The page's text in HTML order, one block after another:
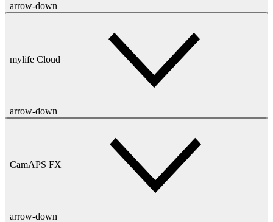
arrow-down
mylife Cloud
arrow-down
CamAPS FX
arrow-down